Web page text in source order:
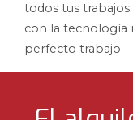
todos tus
con la tecnología
perfecto trabajo.